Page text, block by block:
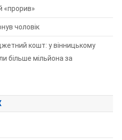
«прорив»
чоловік
кошт: у вінницькому
більше мільйона за